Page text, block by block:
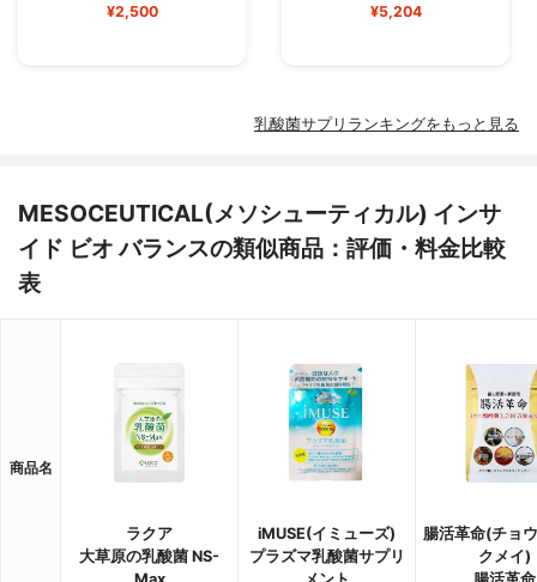
¥2,500 ¥5,204
乳酸菌サプリランキングをもっと見る
MESOCEUTICAL(メソシューティカル) インサ
イド ビオ バランスの類似商品：評価・料金比較
表
商品名
ラクア
大草原の乳酸菌 NS-
iMUSE(イミューズ)
プラズマ乳酸菌サプリ
腸活革命(チョ
クメイ)